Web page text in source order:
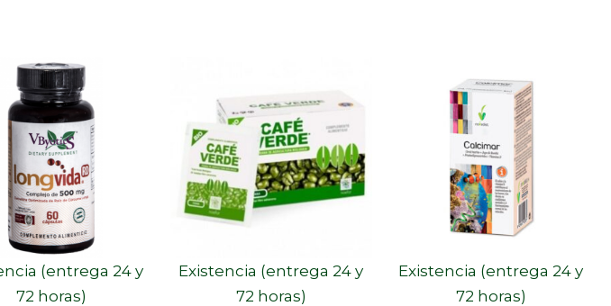
(entrega 24 y
72 horas)
Existencia (entrega 24 y
72 horas)
Existencia (entrega 24 y
72 horas)